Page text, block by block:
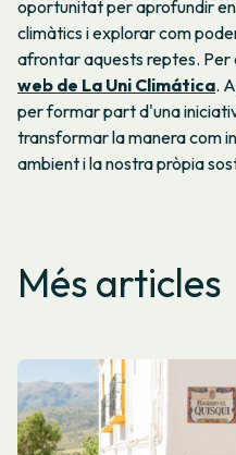
oportunitat per aprofundir
climàtics i explorar com
afrontar aquests reptes. Per
web de La Uni Climática.
per formar part d'una
transformar la manera com
ambient i la nostra pròpia
Més articles